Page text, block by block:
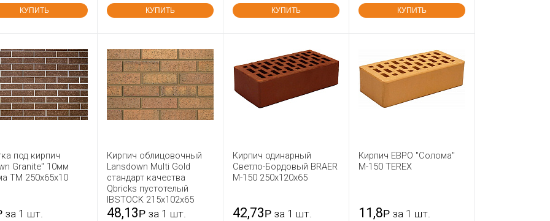
КУПИТЬ КУПИТЬ КУПИТЬ КУПИТЬ
под кирпич
Granite" 10мм
ТМ 250х65х10
за 1 шт.
Кирпич облицовочный
Lansdown Multi Gold
стандарт качества
Qbricks пустотелый
IBSTOCK 215x102x65
48,13Р за 1 шт.
Кирпич одинарный
Светло-Бордовый BRAER
М-150 250x120x65
42,73Р за 1 шт.
Кирпич ЕВРО "Солома"
М-150 TEREX
11,8Р за 1 шт.